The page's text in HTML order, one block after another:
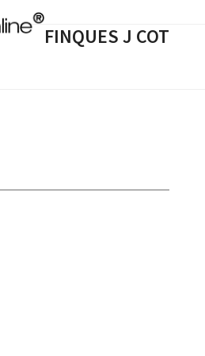
FINQUES J COT